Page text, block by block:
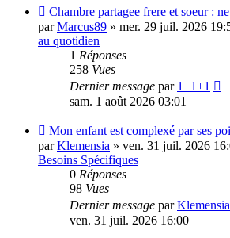
Nouveau
message
Chambre partagee frere et soeur :
parMarcus89 » mer. 29 juil. 2026
au quotidien
1 Réponses
258 Vues
Dernier message par 1+1+1
sam. 1 août 2026 03:01
Nouveau
message
Mon enfant est complexé par ses
parKlemensia » ven. 31 juil. 2026
Besoins Spécifiques
0 Réponses
98 Vues
Dernier message parKlemensia
ven. 31 juil. 2026 16:00